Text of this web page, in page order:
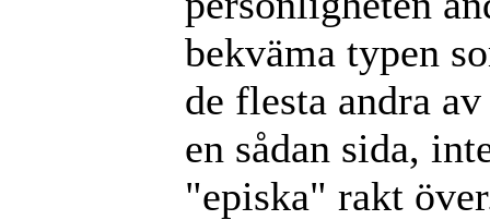
bekväma typen
de flesta andra
en sådan sida,
"episka" rakt